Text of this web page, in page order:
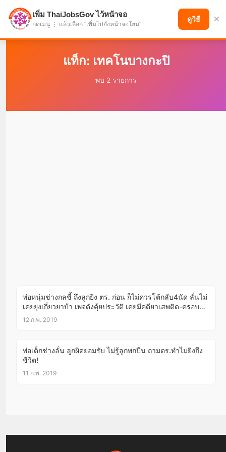
แบ่งปันโอกาส เพื่ออนาคตที่ก้าวหน้า
แท็ก: เทคโนบางกะปิ
พบ 2 รายการ
พ่อหนุ่มช่างกลชี้ ถึงลูกยิง ตร. ก่อน ก็ไม่ควรโต้กลับ4นัด ลั่นไม่
เคยยุ่งเกี่ยวยาบ้า เพจดังคุ้ยประวัติ เคยมีคดียาเสพติด-ครอบ
ครองปืน!!
12 ก.พ. 2019
พ่อเด็กช่างลั่น ลูกผิดยอมรับ ไม่รู้ลูกพกปืน ถามตร.ทำไมยิงถึง
ชีวิต!
11 ก.พ. 2019
เพิ่ม ThaiJobsGov ไว้หน้าจอ
กดเมนู ⋮ แล้วเลือก "เพิ่มไปยังหน้าจอโฮม"
ดูวิธี ×